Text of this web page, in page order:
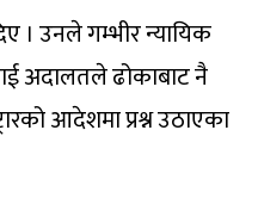
। उनले गम्भीर न्यायिक
अदालतले ढोकाबाट नै
आदेशमा प्रश्न उठाएका